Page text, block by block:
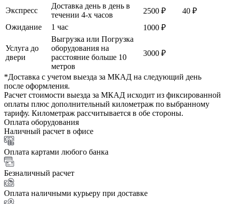
Экспресс
Доставка день в день в
течении 4-х часов
2500 ₽
40 ₽
Ожидание
1 час 1000 ₽
Услуга до
двери
Выгрузка или Погрузка
оборудования на
расстояние больше 10
метров
3000 ₽
*Доставка с учетом выезда за МКАД на следующий день
после оформления.
Расчет стоимости выезда за МКАД исходит из фиксированной
оплаты плюс дополнительный километраж по выбранному
тарифу. Километраж рассчитывается в обе стороны.
Оплата оборудования
Наличный расчет в офисе
Оплата картами любого банка
Безналичный расчет
Оплата наличными курьеру при доставке